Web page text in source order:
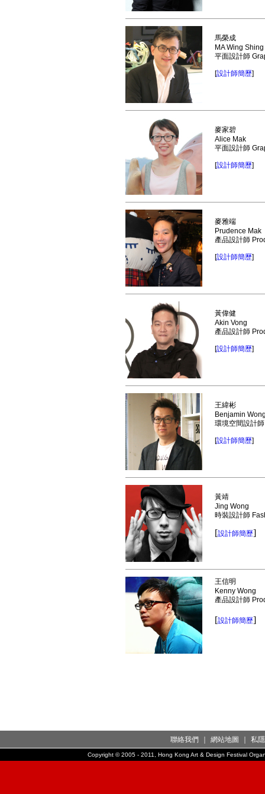
馬榮成
MA Wing Shing
平面設計師
[設計師簡歷]
麥家碧
Alice Mak
平面設計師
[設計師簡歷]
麥雅端
Prudence Mak
產品設計師
[設計師簡歷]
黃偉健
Akin Vong
產品設計師
[設計師簡歷]
王緯彬
Benjamin
環境空間設計
[設計師簡歷]
黃靖
Jing Wong
時裝設計師
[設計師簡歷]
王信明
Kenny Wong
產品設計師
[設計師簡歷]
聯絡我們 網站地圖 私
Copyright © 2005 - 2011, Hong Kong Art & Design Festival